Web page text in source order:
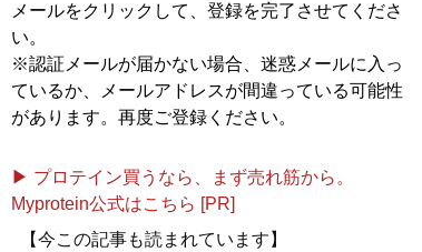
仕事やプライベートで言
葉に困ったとき…ひろゆ
きなら、こう言う！
50のシチュエーション別
に超具体的な「言い換え
メールをクリックして、登録を完了させてくださ
い。
※認証メールが届かない場合、迷惑メールに入っ
ているか、メールアドレスが間違っている可能性
があります。再度ご登録ください。
▶ プロテイン買うなら、まず売れ筋から。
Myprotein公式はこちら [PR]
【今この記事も読まれています】